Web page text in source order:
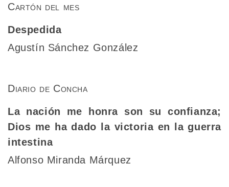
Cartón del mes
Despedida
Agustín Sánchez González
Diario de Concha
La nación me honra son su confianza;
Dios me ha dado la victoria en la guerra
intestina
Alfonso Miranda Márquez